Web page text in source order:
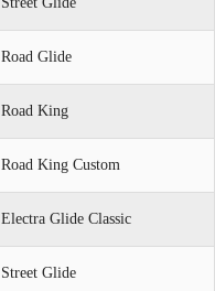
Road Glide
Road King
Road King Custom
Electra Glide Classic
Street Glide